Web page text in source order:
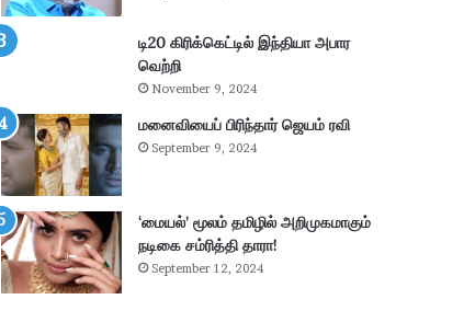
.
3
6
ரூ
பா
ய்
வ
சூ
ல்
!
டி20 கிரிக்கெட்டில் இந்தியா அபார
வெற்றி
November 9, 2024
மனைவியைப் பிரிந்தார் ஜெயம் ரவி
September 9, 2024
‘மையல்’ மூலம் தமிழில் அறிமுகமாகும்
நடிகை சம்ரித்தி தாரா!
September 12, 2024